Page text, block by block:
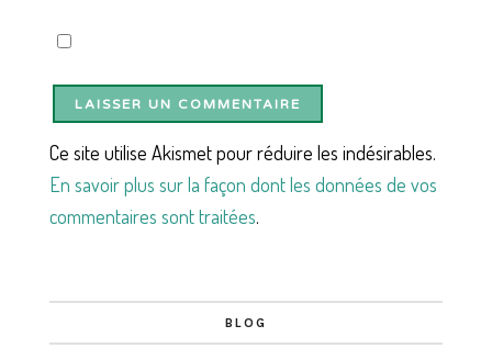
Ce site utilise Akismet pour réduire les indésirables.
En savoir plus sur la façon dont les données de vos
commentaires sont traitées.
BLOG